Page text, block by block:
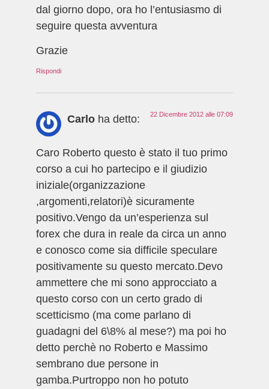
dal giorno dopo, ora ho l’entusiasmo di
seguire questa avventura
Grazie
Rispondi
Carlo ha detto: 22 Dicembre 2012 alle 07:09
Caro Roberto questo è stato il tuo primo
corso a cui ho partecipo e il giudizio
iniziale(organizzazione
,argomenti,relatori)è sicuramente
positivo.Vengo da un’esperienza sul
forex che dura in reale da circa un anno
e conosco come sia difficile speculare
positivamente su questo mercato.Devo
ammettere che mi sono approcciato a
questo corso con un certo grado di
scetticismo (ma come parlano di
guadagni del 6\8% al mese?) ma poi ho
detto perchè no Roberto e Massimo
sembrano due persone in
gamba.Purtroppo non ho potuto